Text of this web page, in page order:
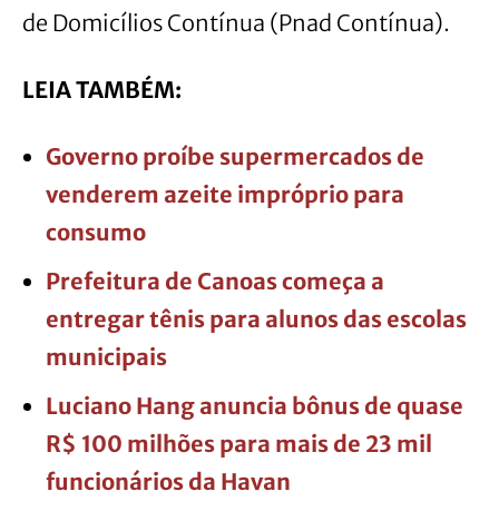
de Domicílios Contínua (Pnad Contínua).
LEIA TAMBÉM:
Governo proíbe supermercados de
venderem azeite impróprio para
consumo
Prefeitura de Canoas começa a
entregar tênis para alunos das escolas
municipais
Luciano Hang anuncia bônus de quase
R$ 100 milhões para mais de 23 mil
funcionários da Havan